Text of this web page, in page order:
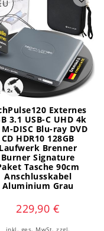
Externes
3.1 USB-C UHD 4k
M-DISC Blu-ray DVD
CD HDR10 128GB
Laufwerk Brenner
Burner Signature
Tasche 90cm
Anschlusskabel
Aluminium Grau
229,90 €
inkl. ges. MwSt. zzgl.